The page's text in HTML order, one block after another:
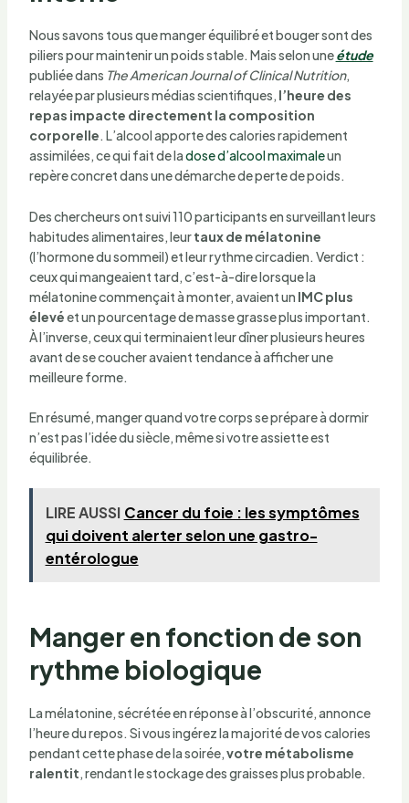
Nous savons tous que manger équilibré et bouger sont des
piliers pour maintenir un poids stable. Mais selon uneétude
publiée dans The American Journal of Clinical Nutrition,
relayée par plusieurs médias scientifiques, l’heure des
repas impacte directement la composition
corporelle. L’alcool apporte des calories rapidement
assimilées, ce qui fait de ladose d’alcool maximaleun
repère concret dans une démarche de perte de poids.
Des chercheurs ont suivi 110 participants en surveillant leurs
habitudes alimentaires, leurtaux de mélatonine
(l’hormone du sommeil) et leur rythme circadien. Verdict :
ceux qui mangeaient tard, c’est-à-dire lorsque la
mélatonine commençait à monter, avaient un IMC plus
élevéet un pourcentage de masse grasse plus important.
À l’inverse, ceux qui terminaient leur dîner plusieurs heures
avant de se coucher avaient tendance à afficher une
meilleure forme.
En résumé, manger quand votre corps se prépare à dormir
n’est pas l’idée du siècle, même si votre assiette est
équilibrée.
LIRE AUSSI Cancer du foie : les symptômes
qui doivent alerter selon une gastro-
entérologue
Manger en fonction de son
rythme biologique
La mélatonine, sécrétée en réponse à l’obscurité, annonce
l’heure du repos. Si vous ingérez la majorité de vos calories
pendant cette phase de la soirée,votre métabolisme
ralentit, rendant le stockage des graisses plus probable.